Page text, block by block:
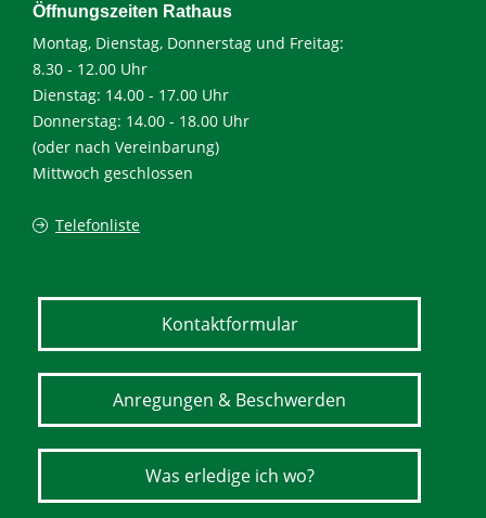
Öffnungszeiten Rathaus
Montag, Dienstag, Donnerstag und Freitag:
8.30 - 12.00 Uhr
Dienstag: 14.00 - 17.00 Uhr
Donnerstag: 14.00 - 18.00 Uhr
(oder nach Vereinbarung)
Mittwoch geschlossen
Telefonliste
Kontaktformular
Anregungen & Beschwerden
Was erledige ich wo?